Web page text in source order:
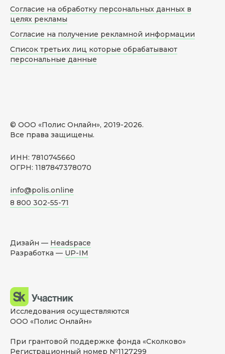
© ООО «Полис Онлайн», 2019-2026.
Все права защищены.
ИНН: 7810745660
ОГРН: 1187847378070
info@polis.online
8 800 302-55-71
Согласие на обработку персональных данных в
целях рекламы
Согласие на получение рекламной информации
Список третьих лиц которые обрабатывают
персональные данные
Дизайн — Headspace
Разработка — UP-IM
Исследования осуществляются
ООО «Полис Онлайн»
При грантовой поддержке фонда «Сколково»
Регистрационный номер №1127299